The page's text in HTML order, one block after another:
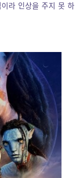
라 인상을 주지 못 하